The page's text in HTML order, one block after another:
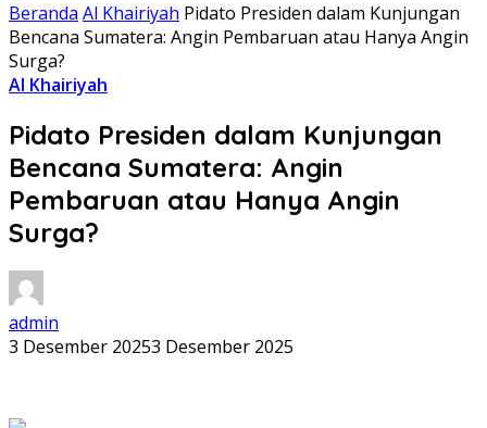
Beranda Al Khairiyah Pidato Presiden dalam Kunjungan
Bencana Sumatera: Angin Pembaruan atau Hanya Angin
Surga?
Al Khairiyah
Pidato Presiden dalam Kunjungan
Bencana Sumatera: Angin
Pembaruan atau Hanya Angin
Surga?
admin
3 Desember 20253 Desember 2025